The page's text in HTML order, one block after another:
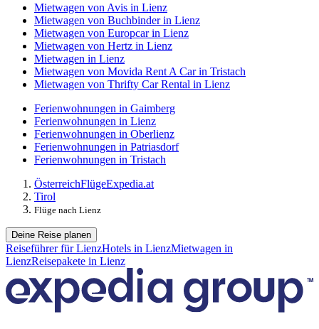
Mietwagen von Avis in Lienz
Mietwagen von Buchbinder in Lienz
Mietwagen von Europcar in Lienz
Mietwagen von Hertz in Lienz
Mietwagen in Lienz
Mietwagen von Movida Rent A Car in Tristach
Mietwagen von Thrifty Car Rental in Lienz
Ferienwohnungen in Gaimberg
Ferienwohnungen in Lienz
Ferienwohnungen in Oberlienz
Ferienwohnungen in Patriasdorf
Ferienwohnungen in Tristach
ÖsterreichFlügeExpedia.at
Tirol
Flüge nach Lienz
Deine Reise planen
Reiseführer für LienzHotels in LienzMietwagen in
LienzReisepakete in Lienz